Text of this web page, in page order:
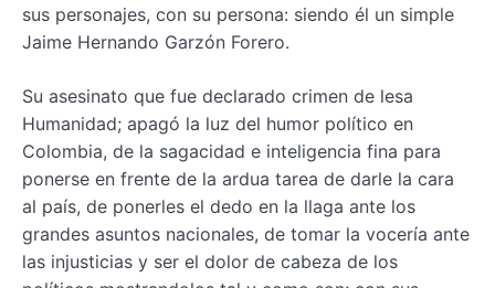
sus personajes, con su persona: siendo él un simple
Jaime Hernando Garzón Forero.
Su asesinato que fue declarado crimen de lesa
Humanidad; apagó la luz del humor político en
Colombia, de la sagacidad e inteligencia fina para
ponerse en frente de la ardua tarea de darle la cara
al país, de ponerles el dedo en la llaga ante los
grandes asuntos nacionales, de tomar la vocería ante
las injusticias y ser el dolor de cabeza de los